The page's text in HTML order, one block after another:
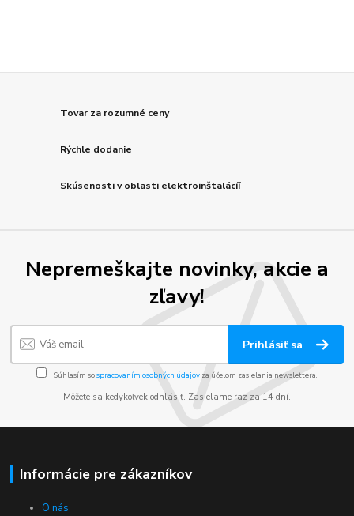
Tovar za rozumné ceny
Rýchle dodanie
Skúsenosti v oblasti elektroinštalácíí
Nepremeškajte novinky, akcie a
zľavy!
Prihlásiť sa
Súhlasím sospracovaním osobných údajov za účelom zasielania newslettera.
Môžete sa kedykoľvek odhlásiť. Zasielame raz za 14 dní.
Informácie pre zákazníkov
O nás